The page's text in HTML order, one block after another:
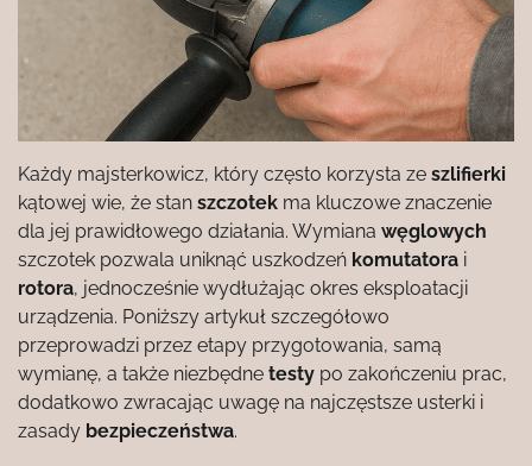
Każdy majsterkowicz, który często korzysta ze szlifierki
kątowej wie, że stan szczotek ma kluczowe znaczenie
dla jej prawidłowego działania. Wymiana węglowych
szczotek pozwala uniknąć uszkodzeń komutatora i
rotora, jednocześnie wydłużając okres eksploatacji
urządzenia. Poniższy artykuł szczegółowo
przeprowadzi przez etapy przygotowania, samą
wymianę, a także niezbędne testy po zakończeniu prac,
dodatkowo zwracając uwagę na najczęstsze usterki i
zasady bezpieczeństwa.